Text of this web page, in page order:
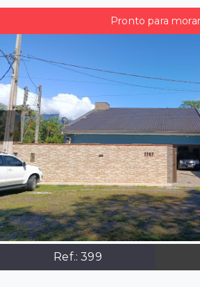
Ref.:399
Pronto para morar